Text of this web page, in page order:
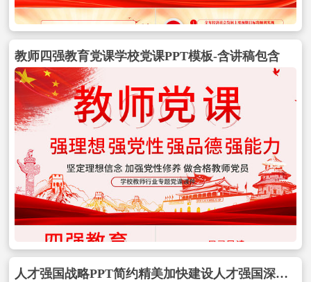
教师四强教育党课学校党课PPT模板-含讲稿包含
人才强国战略PPT简约精美加快建设人才强国深入实施新时代人才强国战略重要讲话精神解读党课模板包含